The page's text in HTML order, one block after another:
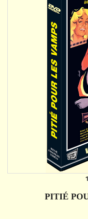
PITIÉ